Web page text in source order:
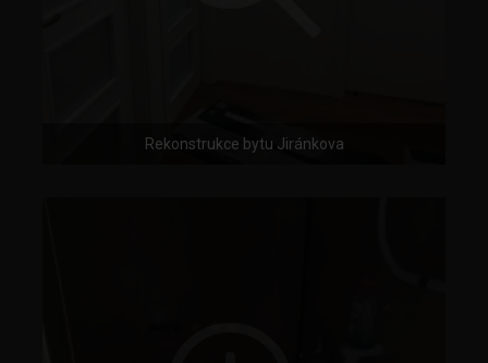
Rekonstrukce bytu Jiránkova